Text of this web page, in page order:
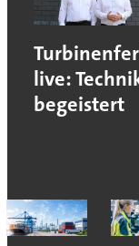
live:
begeistert